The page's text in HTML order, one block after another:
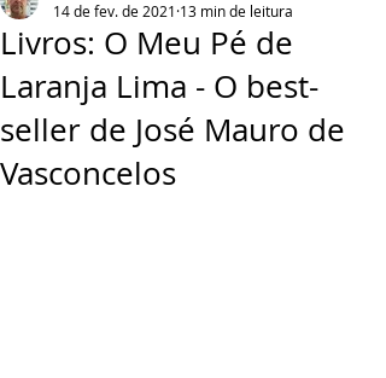
Livros: O Meu Pé de
Laranja Lima - O best-
seller de José Mauro de
Vasconcelos
14 de fev. de 2021 13 min de leitura